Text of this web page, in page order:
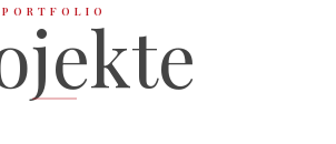
PORTFOLIO